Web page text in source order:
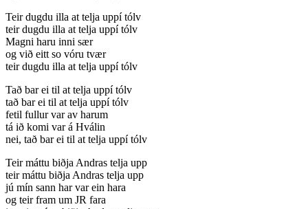
Teir dugdu illa at telja uppí tólv
teir dugdu illa at telja uppí tólv
Magni haru inni sær
og við eitt so vóru tvær
teir dugdu illa at telja uppí tólv
Tað bar ei til at telja uppí tólv
tað bar ei til at telja uppí tólv
fetil fullur var av harum
tá ið komi var á Hválin
nei, tað bar ei til at telja uppí tólv
Teir máttu biðja Andras telja upp
teir máttu biðja Andras telja upp
jú mín sann har var ein hara
og teir fram um JR fara